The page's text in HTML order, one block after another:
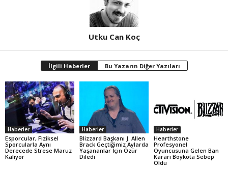
Utku Can Koç
İlgili Haberler Bu Yazarın Diğer Yazıları
Haberler
Esporcular, Fiziksel
Sporcularla Aynı
Derecede Strese Maruz
Kalıyor
Haberler
Blizzard Başkanı J. Allen
Brack Geçtiğimiz Aylarda
Yaşananlar İçin Özür
Diledi
Haberler
Hearthstone
Profesyonel
Oyuncusuna Gelen Ban
Kararı Boykota Sebep
Oldu